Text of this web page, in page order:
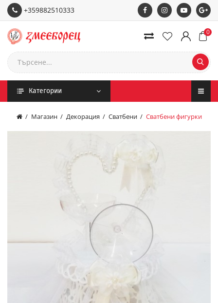
+359882510333
0
Категории
Магазин Декорация Сватбени Сватбени фигурки